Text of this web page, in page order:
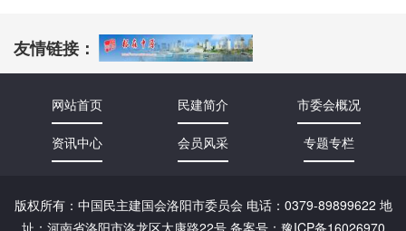
友情链接：
网站首页 民建简介 市委会概况
资讯中心 会员风采 专题专栏
版权所有：中国民主建国会洛阳市委员会 电话：0379-89899622 地
址：河南省洛阳市洛龙区太康路22号 备案号： 豫ICP备16026970